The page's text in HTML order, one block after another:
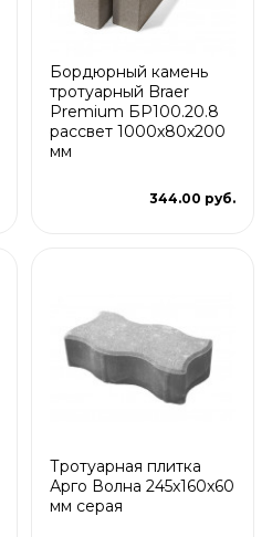
Бордюрный камень
тротуарный Braer
Premium БР100.20.8
рассвет 1000х80х200
мм
344.00 руб.
Тротуарная плитка
Арго Волна 245x160x60
мм серая